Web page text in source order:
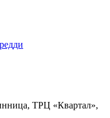
ТРЦ «Квартал»,